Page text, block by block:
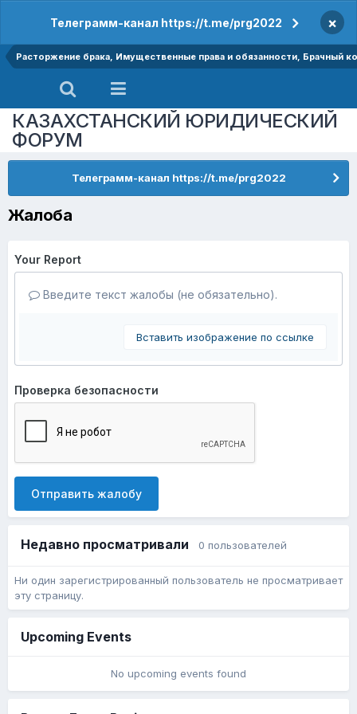
Телеграмм-канал https://t.me/prg2022 ×
Расторжение брака, Имущественные права и обязанности, Брачный
КАЗАХСТАНСКИЙ ЮРИДИЧЕСКИЙ
ФОРУМ
Телеграмм-канал https://t.me/prg2022
Жалоба
Your Report
Введите текст жалобы (не обязательно).
Вставить изображение по ссылке
Проверка безопасности
Отправить жалобу
Недавно просматривали 0 пользователей
Ни один зарегистрированный пользователь не просматривает
эту страницу.
Upcoming Events
No upcoming events found